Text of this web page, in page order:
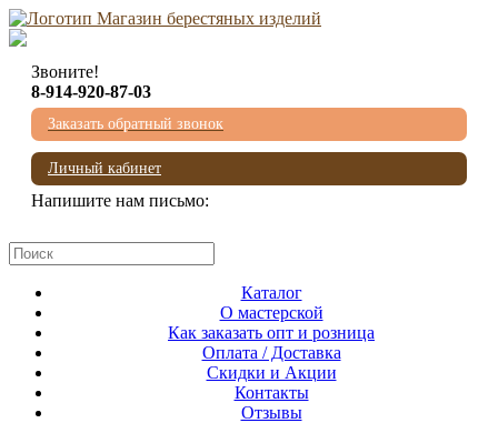
Звоните!
8-914-920-87-03
Заказать обратный звонок
Личный кабинет
Напишите нам письмо:
Каталог
О мастерской
Как заказать опт и розница
Оплата / Доставка
Скидки и Акции
Контакты
Отзывы